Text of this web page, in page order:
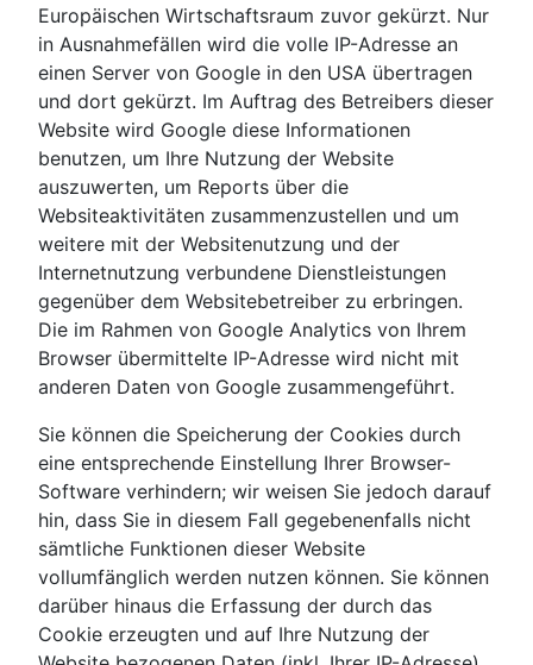
Europäischen Wirtschaftsraum zuvor gekürzt. Nur
in Ausnahmefällen wird die volle IP-Adresse an
einen Server von Google in den USA übertragen
und dort gekürzt. Im Auftrag des Betreibers dieser
Website wird Google diese Informationen
benutzen, um Ihre Nutzung der Website
auszuwerten, um Reports über die
Websiteaktivitäten zusammenzustellen und um
weitere mit der Websitenutzung und der
Internetnutzung verbundene Dienstleistungen
gegenüber dem Websitebetreiber zu erbringen.
Die im Rahmen von Google Analytics von Ihrem
Browser übermittelte IP-Adresse wird nicht mit
anderen Daten von Google zusammengeführt.
Sie können die Speicherung der Cookies durch
eine entsprechende Einstellung Ihrer Browser-
Software verhindern; wir weisen Sie jedoch darauf
hin, dass Sie in diesem Fall gegebenenfalls nicht
sämtliche Funktionen dieser Website
vollumfänglich werden nutzen können. Sie können
darüber hinaus die Erfassung der durch das
Cookie erzeugten und auf Ihre Nutzung der